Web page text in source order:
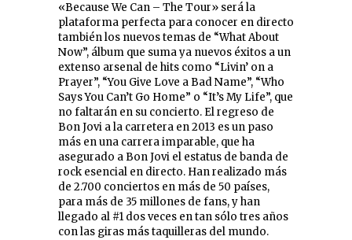
«Because We Can – The Tour» será la
plataforma perfecta para conocer en directo
también los nuevos temas de “What About
Now”, álbum que suma ya nuevos éxitos a un
extenso arsenal de hits como “Livin’ on a
Prayer”, “You Give Love a Bad Name”, “Who
Says You Can’t Go Home” o “It’s My Life”, que
no faltarán en su concierto. El regreso de
Bon Jovi a la carretera en 2013 es un paso
más en una carrera imparable, que ha
asegurado a Bon Jovi el estatus de banda de
rock esencial en directo. Han realizado más
de 2.700 conciertos en más de 50 países,
para más de 35 millones de fans, y han
llegado al #1 dos veces en tan sólo tres años
con las giras más taquilleras del mundo.